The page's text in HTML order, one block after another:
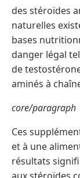
des stéroïdes
naturelles
bases
danger légal
de
aminés à
core/paragraph
Ces
et à une
résultats